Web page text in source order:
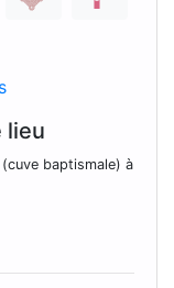
lieu
baptismale) à